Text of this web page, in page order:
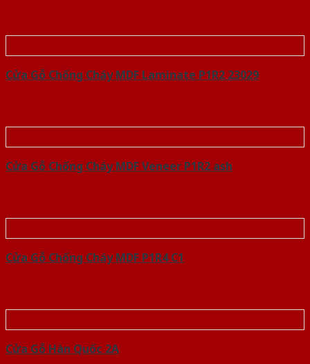
Cửa Gỗ Chống Cháy MDF Laminate P1R2 23029
Cửa Gỗ Chống Cháy MDF Veneer P1R2 ash
Cửa Gỗ Chống Cháy MDF P1R4 C1
Cửa Gỗ Hàn Quốc 2A